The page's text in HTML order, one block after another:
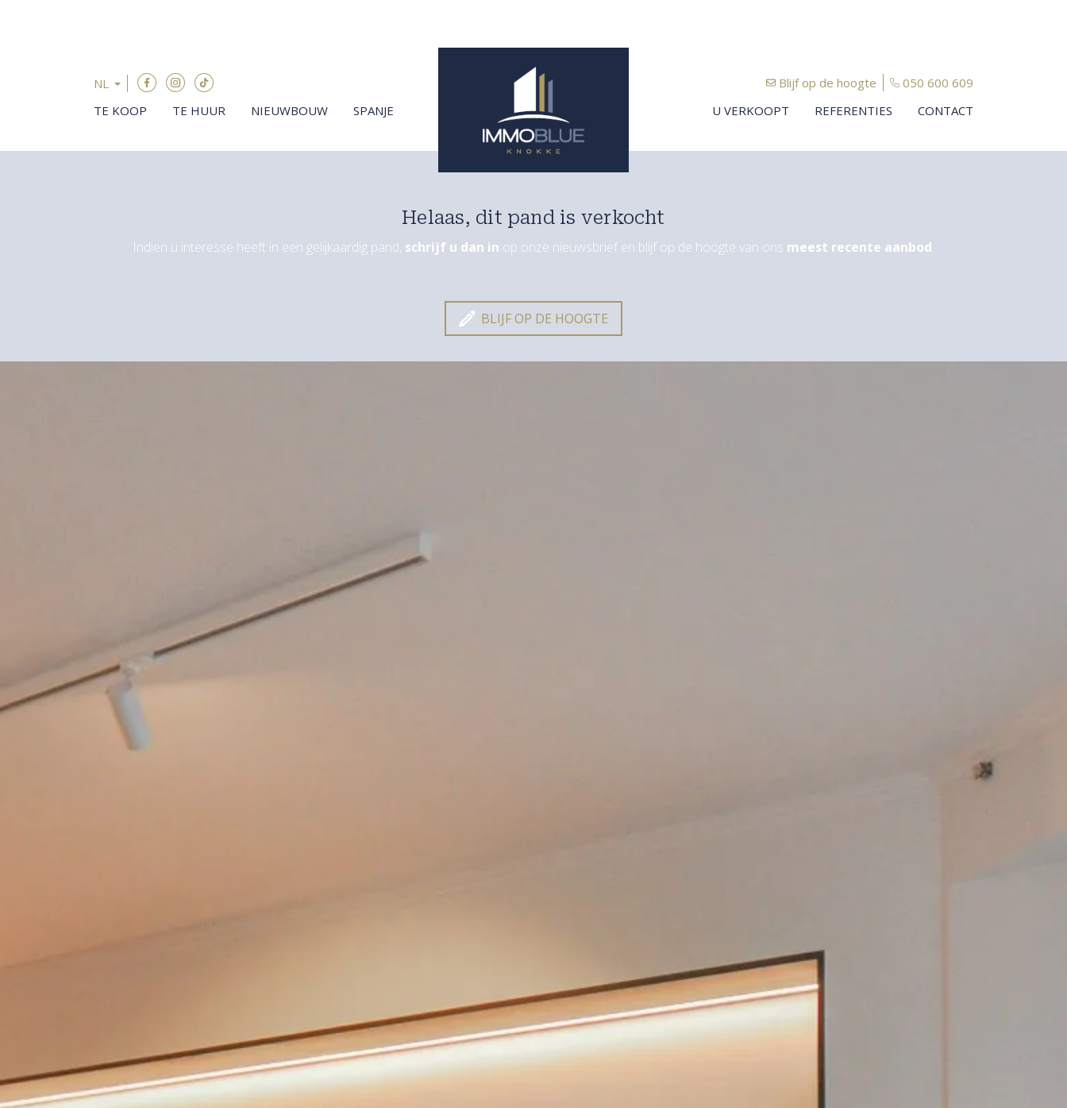
NL Blijf op de hoogte
050 600 609
TE KOOP
TE HUUR NIEUWBOUW SPANJE U VERKOOPT REFERENTIES CONTACT
Helaas, dit pand is verkocht
Indien u interesse heeft in een gelijkaardig pand, schrijf u dan in op onze nieuwsbrief en blijf op de hoogte van ons meest recente aanbod.
BLIJF OP DE HOOGTE